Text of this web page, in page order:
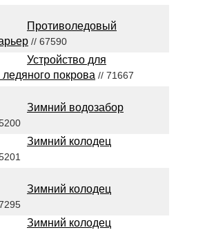
Противоледовый
// 67590
Устройство для
покрова // 71667
Зимний водозабор
Зимний колодец
Зимний колодец
Зимний колодец